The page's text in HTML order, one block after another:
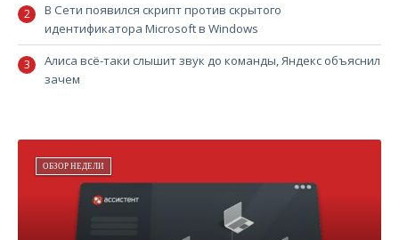
В Сети появился скрипт против скрытого
идентификатора Microsoft в Windows
Алиса всё-таки слышит звук до команды, Яндекс объяснил
зачем
ОБЗОР НЕДЕЛИ